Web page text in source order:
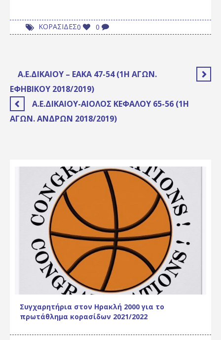
0
0
ΚΟΡΑΣΙΔΕΣ
Α.Ε.ΔΙΚΑΊΟΥ – ΕΑΚΑ 47-54 (1Η ΑΓΩΝ.
ΕΦΗΒΙΚΟΎ 2018/2019)
Α.Ε.ΔΙΚΑΊΟΥ-ΑΊΟΛΟΣ ΚΕΦΆΛΟΥ 65-56 (1Η
ΑΓΩΝ. ΑΝΔΡΏΝ 2018/2019)
Συγχαρητήρια στον Ηρακλή 2000 για το
πρωτάθλημα κορασίδων 2021/2022